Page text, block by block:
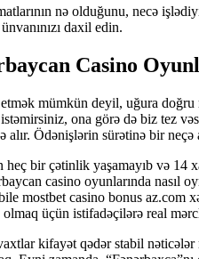
nə olduğunu, necə
daxil edin.
Casino
mümkün deyil, uğura doğru
ona görə də biz tez
alır. Ödənişlərin sürətinə bir
heç bir çətinlik yaşamayıb və 14
casino oyunlarında nasıl
mostbet casino bonus az.com
üçün istifadəçilərə real
kifayət qədər stabil